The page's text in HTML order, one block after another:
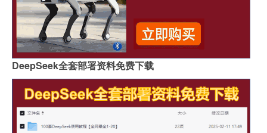
DeepSeek全套部署资料免费下载